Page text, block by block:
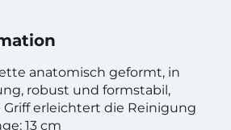
anatomisch geformt, in
robust und formstabil,
Griff erleichtert die Reinigung
13 cm